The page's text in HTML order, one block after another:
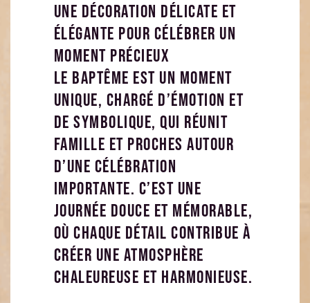
Une décoration délicate et
élégante pour célébrer un
moment précieux
Le baptême est un moment
unique, chargé d’émotion et
de symbolique, qui réunit
famille et proches autour
d’une célébration
importante. C’est une
journée douce et mémorable,
où chaque détail contribue à
créer une atmosphère
chaleureuse et harmonieuse.